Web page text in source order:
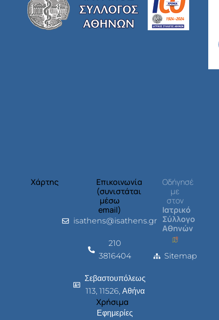
Χάρτης
Επικοινωνία
(συνιστάται
μέσω
email)
isathens@isathens.gr
210
3816404
Σεβαστουπόλεως
113, 11526, Αθήνα
Χρήσιμα
Εφημερίες
Οδήγησέ
με
στον
Ιατρικό
Σύλλογο
Αθηνών
Sitemap